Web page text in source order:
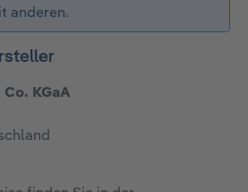
anderen.
KGaA